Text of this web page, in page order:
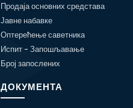
Продаја основних средстава
Јавне набавке
Оптерећење саветника
Испит - Запошљавање
Број запослених
ДОКУМЕНТА